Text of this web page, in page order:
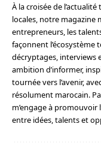
À la croisée de
locales, notre magazine
entrepreneurs, les
façonnent l’écosystème
décryptages, interviews
ambition d’informer,
tournée vers l’avenir,
résolument marocain.
m’engage à promouvoir
entre idées, talents et